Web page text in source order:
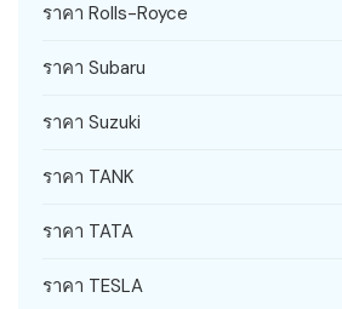
ราคา Rolls-Royce
ราคา Subaru
ราคา Suzuki
ราคา TANK
ราคา TATA
ราคา TESLA